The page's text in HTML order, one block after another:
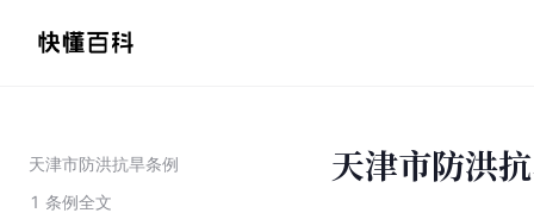
天津市防洪抗旱条例
1 条例全文
天津市防洪